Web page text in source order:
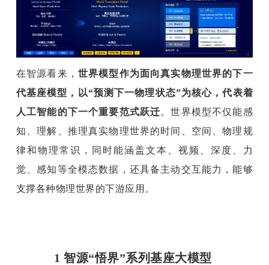
在智源看来， 世界模型作为面向真实物理世界的下一
代基座模型，以“预测下一物理状态”为核心，代表着
人工智能的下一个重要范式跃迁。世界模型不仅能感
知、理解、推理真实物理世界的时间、空间、物理规
律和物理常识，同时能涵盖文本、视频、深度、力
觉、感知等全模态数据，还具备主动交互能力，能够
支撑各种物理世界的下游应用 。
1 智源“悟界”系列基座大模型